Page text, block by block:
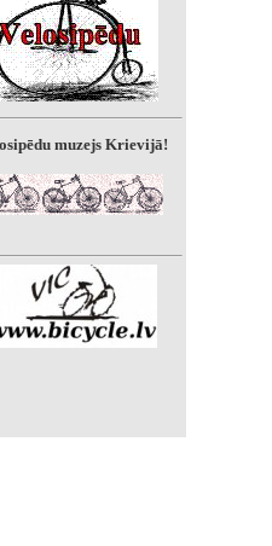
muzejs Krievijā!